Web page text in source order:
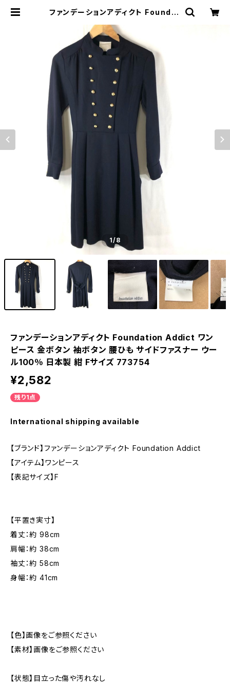
ファンデーションアディクト Foundat
ボタン 腰ひも サイドファスナー ウー
ル100％ 日本製 紺 Fサイズ 77375
4 | Ethical Store
1/8
ファンデーションアディクト Foundation Addict ワン
ピース 金ボタン 袖ボタン 腰ひも サイドファスナー ウー
ル100％ 日本製 紺 Fサイズ 773754
¥2,582
残り1点
International shipping available
【ブランド】ファンデーションアディクト Foundation Addict
【アイテム】ワンピース
【表記サイズ】F
【平置き実寸】
着丈：約 98cm
肩幅：約 38cm
袖丈：約 58cm
身幅：約 41cm
【色】画像をご参照ください
【素材】画像をご参照ください
【状態】目立った傷や汚れなし